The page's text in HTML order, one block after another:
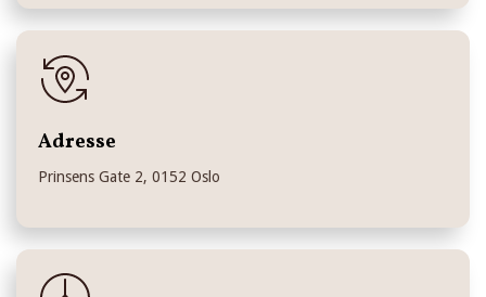
Adresse
Prinsens Gate 2, 0152 Oslo